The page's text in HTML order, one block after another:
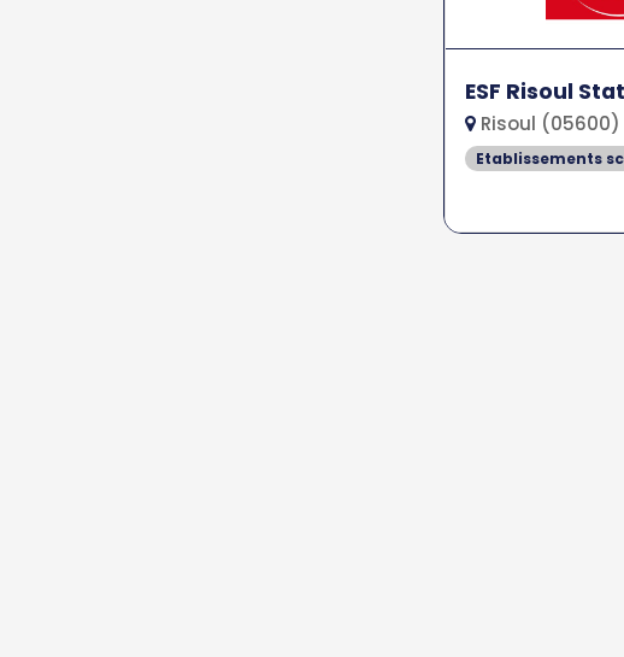
ESF Risoul
Risoul (05600)
Etablissements